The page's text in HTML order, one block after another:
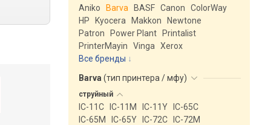
Aniko
Barva BASF Canon
ColorWay
HP
Kyocera Makkon
Newtone
Patron
Power Plant
Printalist
PrinterMayin
Vinga
Xerox
Все бренды
Barva (тип принтера / мфу)
струйный
IC-11C IC-11M IC-11Y
IC-65C
IC-65M
IC-65Y IC-72C
IC-72M